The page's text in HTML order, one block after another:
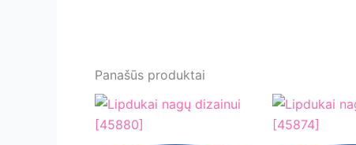
Panašūs produktai